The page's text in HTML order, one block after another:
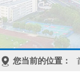
您当前的位置：